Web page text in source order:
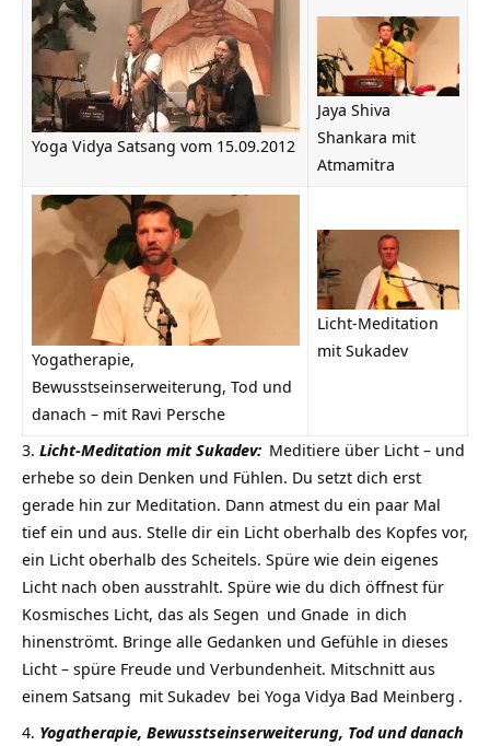
Yoga Vidya Satsang vom 15.09.2012
Jaya Shiva
Shankara mit
Atmamitra
Yogatherapie,
Bewusstseinserweiterung, Tod und
danach – mit Ravi Persche
Licht-Meditation
mit Sukadev
Licht-Meditation mit Sukadev: Meditiere über Licht – und
erhebe so dein Denken und Fühlen. Du setzt dich erst
gerade hin zur Meditation. Dann atmest du ein paar Mal
tief ein und aus. Stelle dir ein Licht oberhalb des Kopfes vor,
ein Licht oberhalb des Scheitels. Spüre wie dein eigenes
Licht nach oben ausstrahlt. Spüre wie du dich öffnest für
Kosmisches Licht, das als Segen und Gnade in dich
hinenströmt. Bringe alle Gedanken und Gefühle in dieses
Licht – spüre Freude und Verbundenheit. Mitschnitt aus
einem Satsang mit Sukadev bei Yoga Vidya Bad Meinberg .
Yogatherapie, Bewusstseinserweiterung, Tod und danach